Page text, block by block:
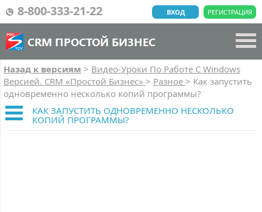
8-800-333-21-22 РЕГИСТРАЦИЯ
ВХОД
CRM ПРОСТОЙ БИЗНЕС
Назад к версиям > Видео-Уроки По Работе C Windows
Версией. CRM «Простой Бизнес» > Разное > Как запустить
одновременно несколько копий программы?
КАК ЗАПУСТИТЬ ОДНОВРЕМЕННО НЕСКОЛЬКО
КОПИЙ ПРОГРАММЫ?